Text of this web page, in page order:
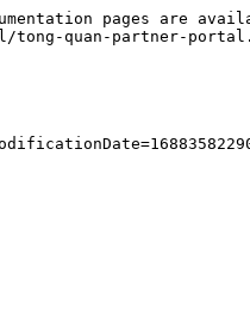
pages are
tong-quan-partner-